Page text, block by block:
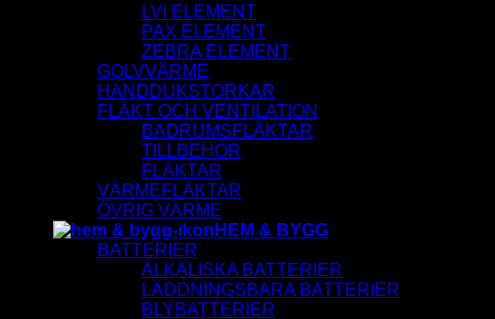
LVI ELEMENT
PAX ELEMENT
ZEBRA ELEMENT
GOLVVÄRME
HANDDUKSTORKAR
FLÄKT OCH VENTILATION
BADRUMSFLÄKTAR
TILLBEHÖR
FLÄKTAR
VÄRMEFLÄKTAR
ÖVRIG VÄRME
HEM & BYGG
BATTERIER
ALKALISKA BATTERIER
LADDNINGSBARA BATTERIER
BLYBATTERIER